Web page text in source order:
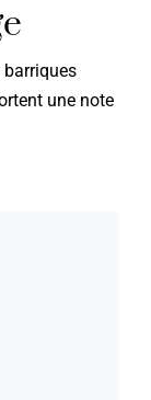
barriques
une note